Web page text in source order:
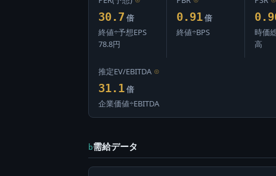
30.7 倍
終値÷予想EPS
78.8円
0.91 倍
終値÷BPS
時価
高
推定EV/EBITDA ⊙
31.1 倍
企業価値÷EBITDA
b需給データ